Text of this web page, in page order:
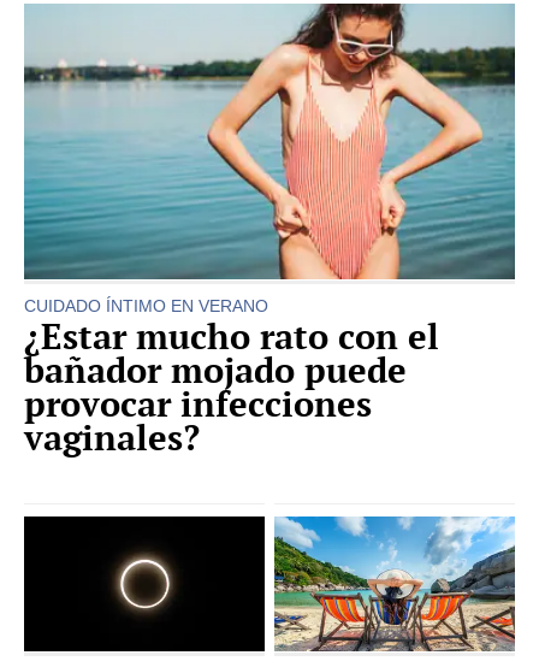
CUIDADO ÍNTIMO EN VERANO
¿Estar mucho rato con el
bañador mojado puede
provocar infecciones
vaginales?